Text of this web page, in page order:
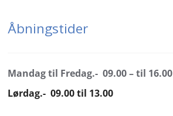
Åbningstider
Mandag til Fredag.- 09.00 – til 16.00
Lørdag.- 09.00 til 13.00